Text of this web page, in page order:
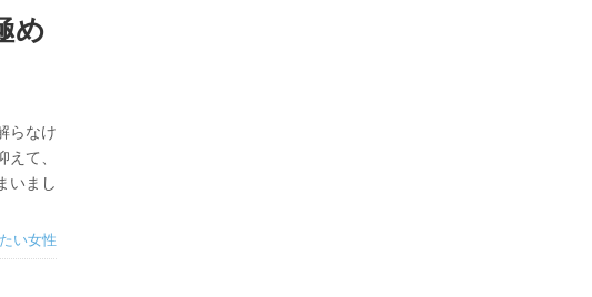
め
らなけ
て、
いまし
い女性